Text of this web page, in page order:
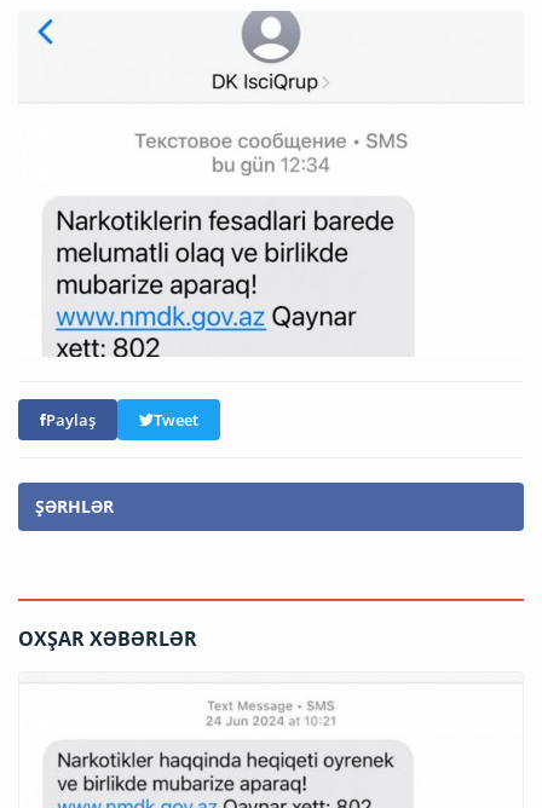
Paylaş Tweet
ŞƏRHLƏR
OXŞAR XƏBƏRLƏR